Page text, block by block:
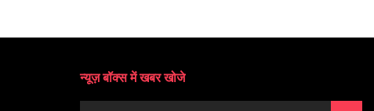
न्यूज़ बॉक्स में खबर खोजे